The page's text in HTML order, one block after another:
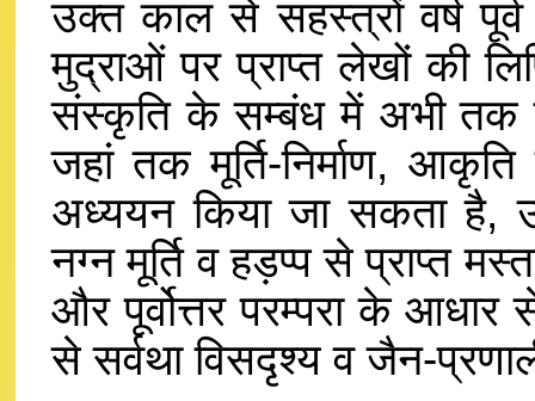
उक्त काल से सहस्त्रों वर्ष
मुद्राओं पर प्राप्त लेखों की
संस्कृति के सम्बंध में अभी तक
जहां तक मूर्ति-निर्माण,
अध्ययन किया जा सकता है,
नग्न मूर्ति व हड़प्प से प्राप्त
और पूर्वोत्तर परम्परा के आधार से
से सर्वथा विसदृश्य व जैन-